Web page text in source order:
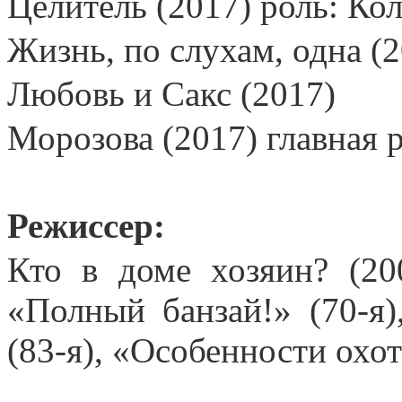
Жизнь, по слухам, одна
Любовь и Сакс (2017)
Морозова (2017) главная
Режиссер:
Кто в доме хозяин?
«Полный банзай!» (70-
(83-я), «Особенности